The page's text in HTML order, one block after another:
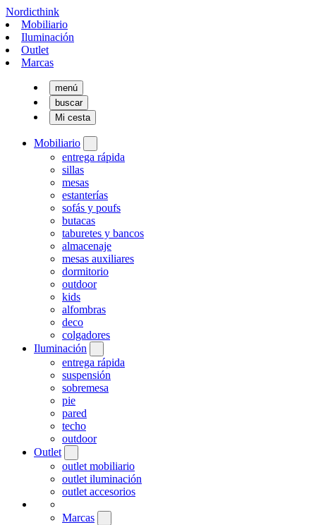
Nordicthink
Mobiliario
Iluminación
Outlet
Marcas
menú
buscar
Mi cesta
Mobiliario
entrega rápida
sillas
mesas
estanterías
sofás y poufs
butacas
taburetes y bancos
almacenaje
mesas auxiliares
dormitorio
outdoor
kids
alfombras
deco
colgadores
Iluminación
entrega rápida
suspensión
sobremesa
pie
pared
techo
outdoor
Outlet
outlet mobiliario
outlet iluminación
outlet accesorios
Marcas